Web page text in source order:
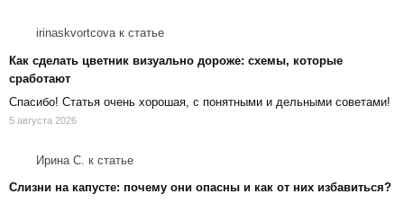
irinaskvortcovaк статье
Как сделать цветник визуально дороже: схемы, которые
сработают
Спасибо! Статья очень хорошая, с понятными и дельными советами!
5 августа 2026
Ирина С. к статье
Слизни на капусте: почему они опасны и как от них избавиться?